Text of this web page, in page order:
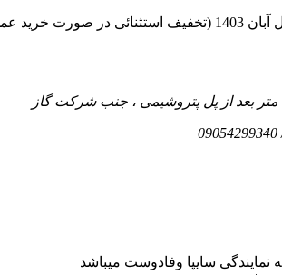
متر بعد از پل پتروشیمی ، جنب شرکت گاز
سایپا وفادوست میباشد